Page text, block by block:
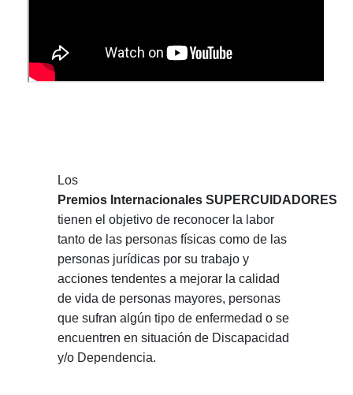
Los
Premios Internacionales SUPERCUIDADORES
tienen el objetivo de reconocer la labor
tanto de las personas físicas como de las
personas jurídicas por su trabajo y
acciones tendentes a mejorar la calidad
de vida de personas mayores, personas
que sufran algún tipo de enfermedad o se
encuentren en situación de Discapacidad
y/o Dependencia.